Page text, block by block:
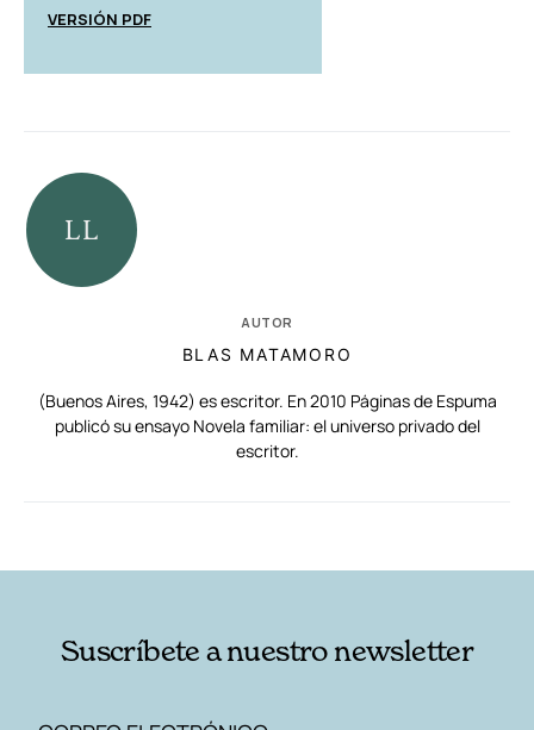
VERSIÓN PDF
AUTOR
BLAS MATAMORO
(Buenos Aires, 1942) es escritor. En 2010 Páginas de Espuma
publicó su ensayo Novela familiar: el universo privado del
escritor.
Suscríbete a nuestro newsletter